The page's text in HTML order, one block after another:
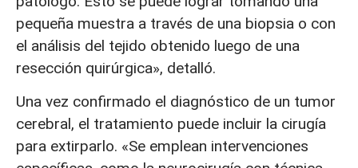
pequeña muestra a través de una biopsia o con
el análisis del tejido obtenido luego de una
resección quirúrgica», detalló.
Una vez confirmado el diagnóstico de un tumor
cerebral, el tratamiento puede incluir la cirugía
para extirparlo. «Se emplean intervenciones